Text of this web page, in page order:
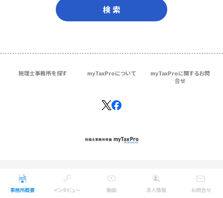
事務所概要 インタビュー 動画 求人情報 お問合せ
検 索
税理士事務所を探す myTaxProについて
myTaxProに関するお問
合せ
Copyright © ＴＫＣ Corporation
All Rights Reserved.